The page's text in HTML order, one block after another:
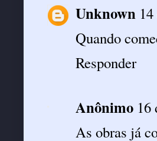
Unknown
Quando
Responder
Anônimo 16
As obras já